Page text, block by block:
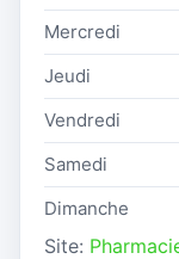
Mercredi
Jeudi
Vendredi
Samedi
Dimanche
Site: